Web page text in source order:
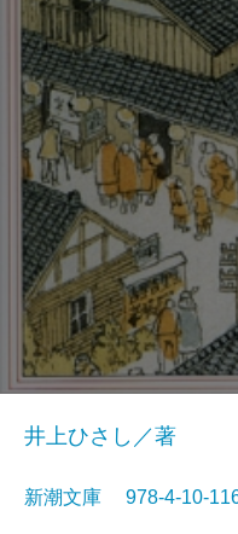
井上ひさし／著
新潮文庫 978-4-10-